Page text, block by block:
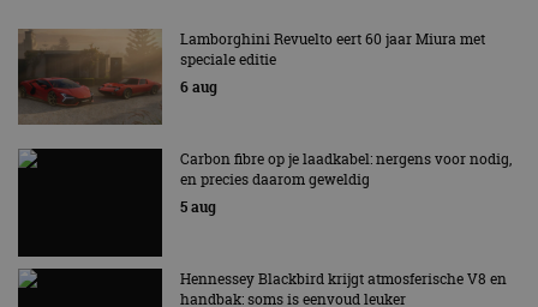
Lamborghini Revuelto eert 60 jaar Miura met
speciale editie
6 aug
Carbon fibre op je laadkabel: nergens voor nodig,
en precies daarom geweldig
5 aug
Hennessey Blackbird krijgt atmosferische V8 en
handbak: soms is eenvoud leuker